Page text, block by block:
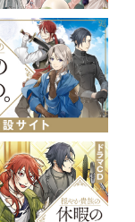
加え、ますます
業ギルドとの盗
心配して独自に
調べあげた情報
のだが……。
ジー、第5巻！